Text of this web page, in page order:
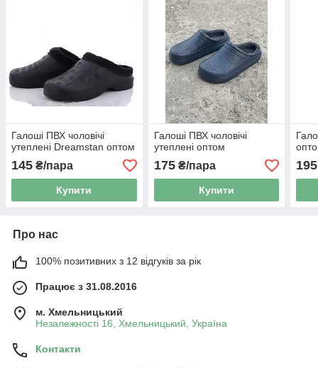
Галоші ПВХ чоловічі
утеплені Dreamstan оптом
145 ₴/пара
Купити
Галоші ПВХ чоловічі
утеплені оптом
175₴/пара
Купити
195
Про нас
100% позитивних з 12 відгуків за рік
Працює з 31.08.2016
м. Хмельницький
Незалежності 16, Хмельницький, Україна
Контакти